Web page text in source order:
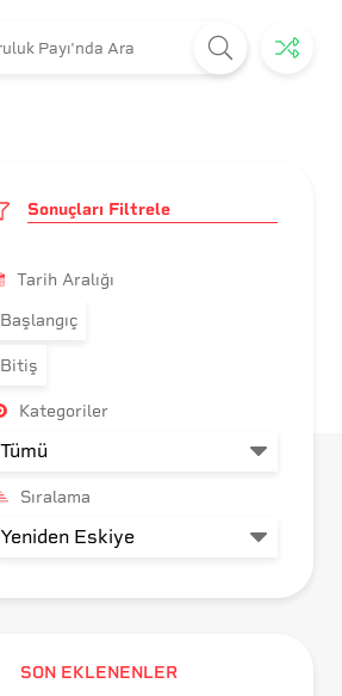
Sonuçları Filtrele
Tarih Aralığı
Başlangıç
Bitiş
Kategoriler
Sıralama
SON EKLENENLER